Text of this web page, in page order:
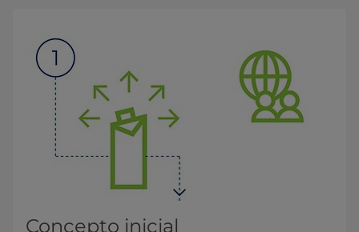
Concepto inicial